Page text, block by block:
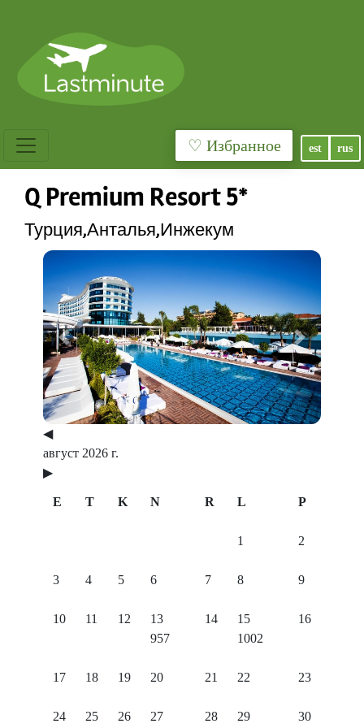
♡ Избранное est rus
Q Premium Resort 5*
Турция,Анталья,Инжекум
Previous Next
◀
август 2026 г.
▶
E T K N R L P
1 2
3 4 5 6 7 8 9
10 11 12
13
957
14
15
1002
16
17 18 19 20 21 22 23
24 25 26 27 28 29 30